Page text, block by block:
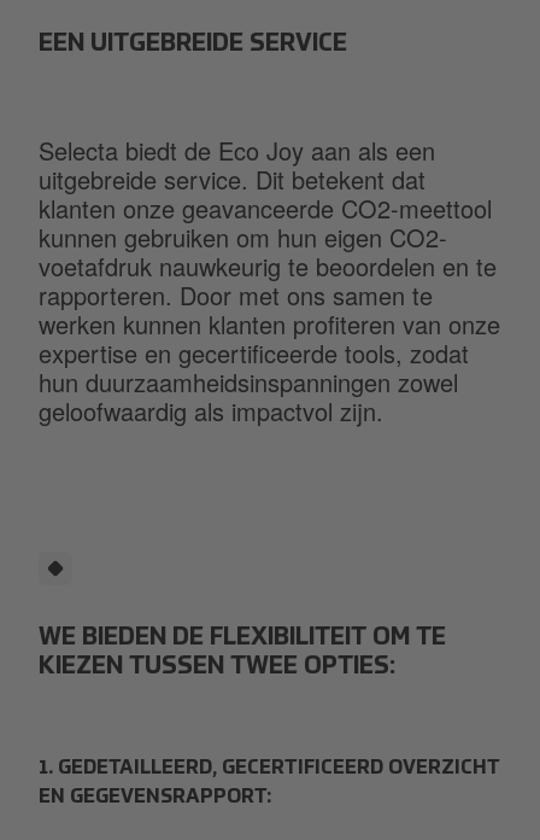
EEN UITGEBREIDE SERVICE
Selecta biedt de Eco Joy aan als een
uitgebreide service. Dit betekent dat
klanten onze geavanceerde CO2-meettool
kunnen gebruiken om hun eigen CO2-
voetafdruk nauwkeurig te beoordelen en te
rapporteren. Door met ons samen te
werken kunnen klanten profiteren van onze
expertise en gecertificeerde tools, zodat
hun duurzaamheidsinspanningen zowel
geloofwaardig als impactvol zijn.
WE BIEDEN DE FLEXIBILITEIT OM TE
KIEZEN TUSSEN TWEE OPTIES:
1. GEDETAILLEERD, GECERTIFICEERD OVERZICHT
EN GEGEVENSRAPPORT: